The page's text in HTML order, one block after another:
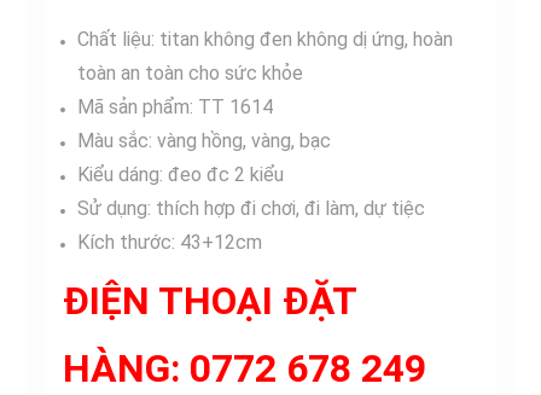
Chất liệu: titan không đen không dị ứng, hoàn
toàn an toàn cho sức khỏe
Mã sản phẩm: TT 1614
Màu sắc: vàng hồng, vàng, bạc
Kiểu dáng: đeo đc 2 kiểu
Sử dụng: thích hợp đi chơi, đi làm, dự tiệc
Kích thước: 43+12cm
ĐIỆN THOẠI ĐẶT
HÀNG: 0772 678 249